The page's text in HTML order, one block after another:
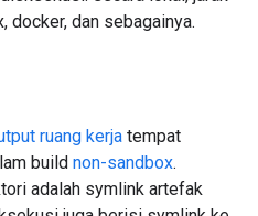
docker, dan sebagainya.
ruang kerja tempat
build non-sandbox.
adalah symlink artefak